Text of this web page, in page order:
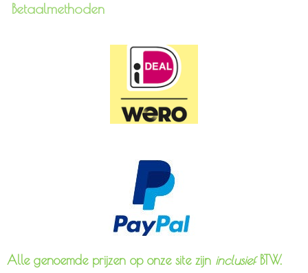
Betaalmethoden
Alle genoemde prijzen op onze site zijn inclusiefBTW.